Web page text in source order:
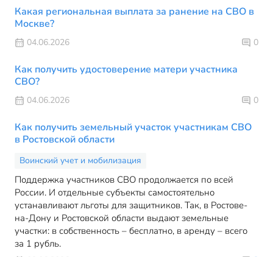
Какая региональная выплата за ранение на СВО в
Москве?
04.06.2026 0
Как получить удостоверение матери участника
СВО?
04.06.2026 0
Как получить земельный участок участникам СВО
в Ростовской области
Воинский учет и мобилизация
Поддержка участников СВО продолжается по всей
России. И отдельные субъекты самостоятельно
устанавливают льготы для защитников. Так, в Ростове-
на-Дону и Ростовской области выдают земельные
участки: в собственность – бесплатно, в аренду – всего
за 1 рубль.